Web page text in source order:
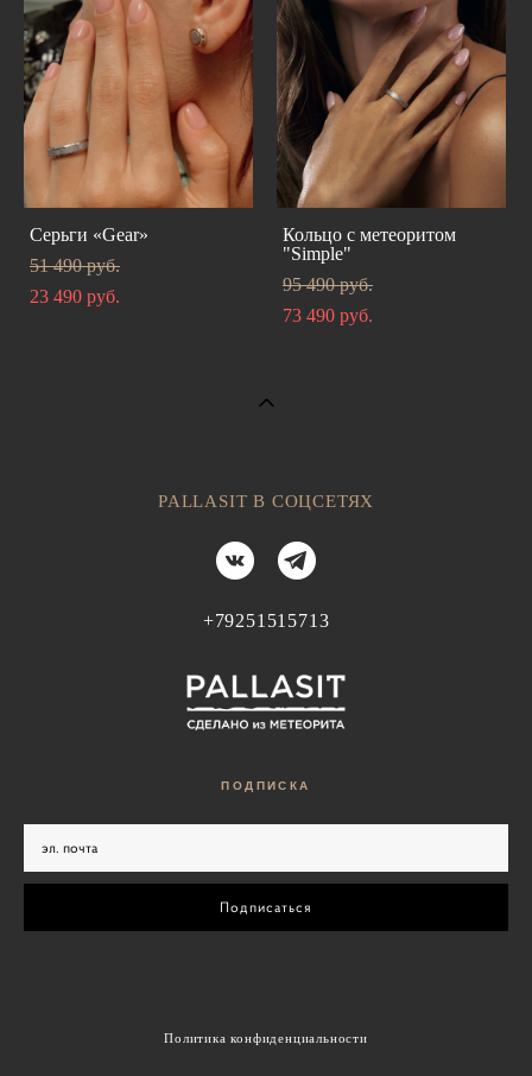
Серьги «Gear»
51 490 pуб.
23 490 pуб.
Кольцо с метеоритом
"Simple"
95 490 pуб.
73 490 pуб.
PALLASIT В СОЦСЕТЯХ
+79251515713
ПОДПИС КА
Подписаться
Политика конфиденциальности